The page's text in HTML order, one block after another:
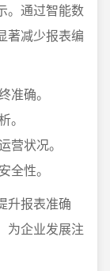
。通过智能数
著减少报表编
准确。
。
营状况。
全性。
升报表准确
为企业发展注